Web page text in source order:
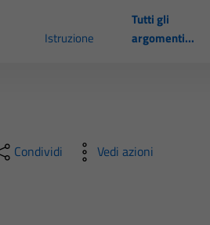
Istruzione
Tutti gli
argomenti...
Condividi Vedi azioni